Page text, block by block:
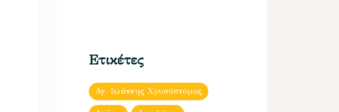
Ετικέτες
Αγ. Ιωάννης Χρυσόστομος